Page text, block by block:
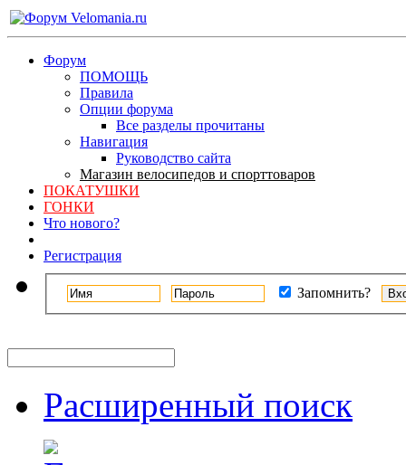
Форум
ПОМОЩЬ
Правила
Опции форума
Все разделы прочитаны
Навигация
Руководство сайта
Магазин велосипедов и спорттоваров
ПОКАТУШКИ
ГОНКИ
Что нового?
Регистрация
Запомнить?
Расширенный поиск